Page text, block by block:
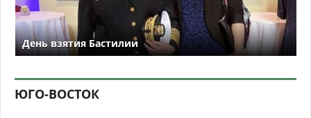
День взятия Бастилии
ЮГО-ВОСТОК